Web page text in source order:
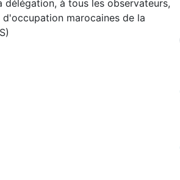
à tous les observateurs,
marocaines de la